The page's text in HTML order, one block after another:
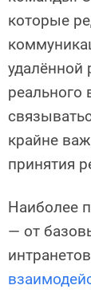
которые
удалённой
реального
крайне
принятия
Наиболее
— от